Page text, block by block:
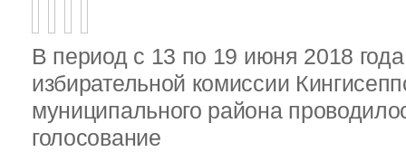
В период с 13 по 19 июня 2018
избирательной комиссии
муниципального района
голосование